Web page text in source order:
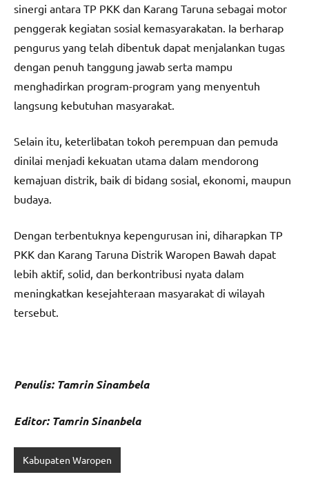
sinergi antara TP PKK dan Karang Taruna sebagai motor
penggerak kegiatan sosial kemasyarakatan. Ia berharap
pengurus yang telah dibentuk dapat menjalankan tugas
dengan penuh tanggung jawab serta mampu
menghadirkan program-program yang menyentuh
langsung kebutuhan masyarakat.
Selain itu, keterlibatan tokoh perempuan dan pemuda
dinilai menjadi kekuatan utama dalam mendorong
kemajuan distrik, baik di bidang sosial, ekonomi, maupun
budaya.
Dengan terbentuknya kepengurusan ini, diharapkan TP
PKK dan Karang Taruna Distrik Waropen Bawah dapat
lebih aktif, solid, dan berkontribusi nyata dalam
meningkatkan kesejahteraan masyarakat di wilayah
tersebut.
Penulis: Tamrin Sinambela
Editor: Tamrin Sinanbela
Kabupaten Waropen